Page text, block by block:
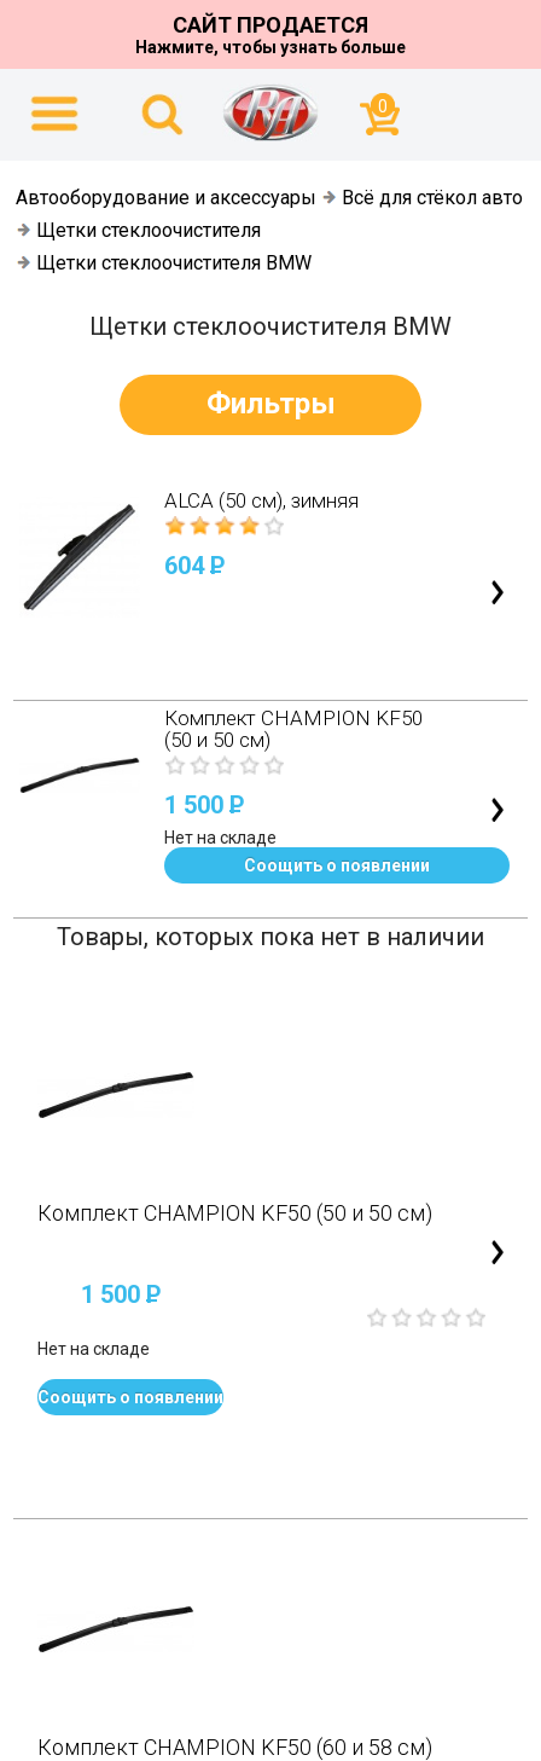
САЙТ ПРОДАЕТСЯ
Нажмите, чтобы узнать больше
0
Автооборудование и аксессуары
Всё для стёкол авто
Щетки стеклоочистителя
Щетки стеклоочистителя BMW
Щетки стеклоочистителя BMW
Фильтры
ALCA (50 см), зимняя
604P
Комплект CHAMPION KF50
(50 и 50 см)
1 500P
Нет на складе
Соощить о появлении
Товары, которых пока нет в наличии
Комплект CHAMPION KF50 (50 и 50 см)
1 500P
Нет на складе
Соощить о появлении
Комплект CHAMPION KF50 (60 и 58 см)